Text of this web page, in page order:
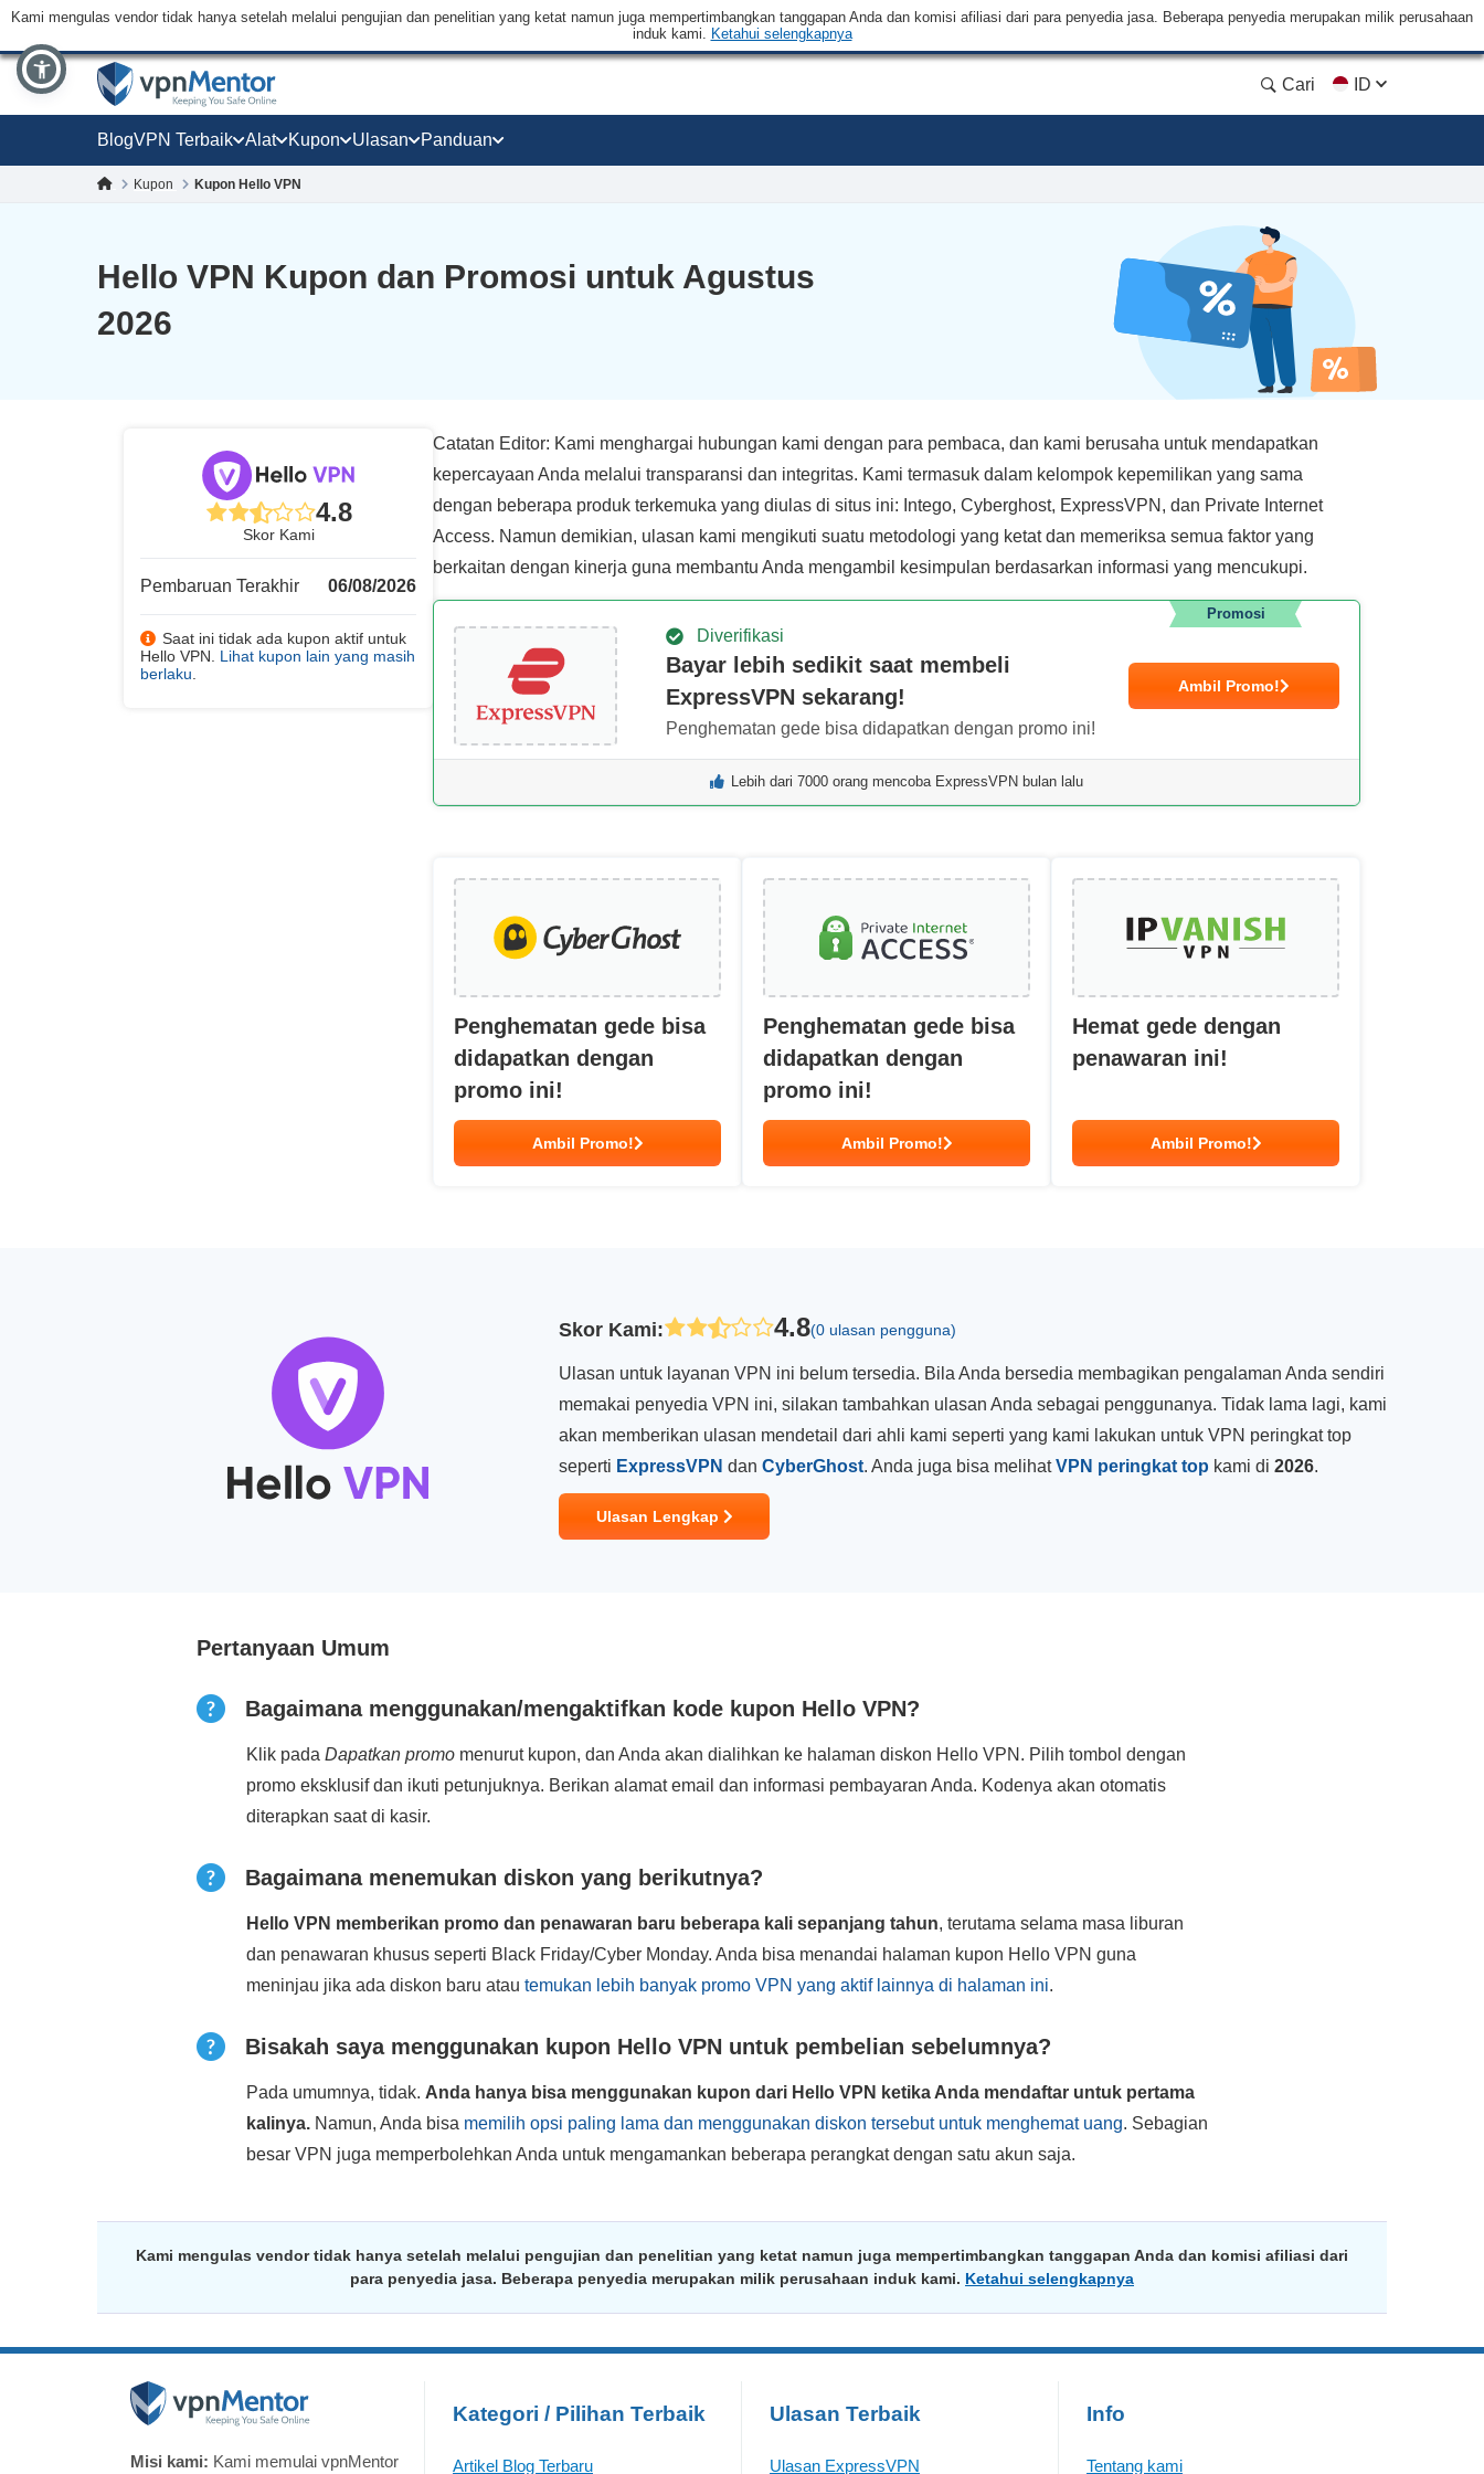
Kami mengulas vendor tidak hanya setelah melalui pengujian dan penelitian yang ketat namun juga mempertimbangkan tanggapan Anda dan komisi afiliasi dari para penyedia jasa. Beberapa penyedia merupakan milik perusahaan
induk kami. Ketahui selengkapnya
Cari ID
BlogVPN Terbaik Alat Kupon Ulasan Panduan
Kupon Kupon Hello VPN
Hello VPN Kupon dan Promosi untuk Agustus
2026
4.8
Skor Kami
Pembaruan Terakhir 06/08/2026
Saat ini tidak ada kupon aktif untuk
Hello VPN. Lihat kupon lain yang masih
berlaku
Catatan Editor: Kami menghargai hubungan kami dengan para pembaca, dan kami berusaha untuk mendapatkan
kepercayaan Anda melalui transparansi dan integritas. Kami termasuk dalam kelompok kepemilikan yang sama
dengan beberapa produk terkemuka yang diulas di situs ini: Intego, Cyberghost, ExpressVPN, dan Private Internet
Access. Namun demikian, ulasan kami mengikuti suatu metodologi yang ketat dan memeriksa semua faktor yang
berkaitan dengan kinerja guna membantu Anda mengambil kesimpulan berdasarkan informasi yang mencukupi.
Diverifikasi
Bayar lebih sedikit saat membeli
ExpressVPN sekarang!
Penghematan gede bisa didapatkan dengan promo ini!
Ambil Promo!
Promosi
Lebih dari 7000 orang mencoba ExpressVPN bulan lalu
Penghematan gede bisa
didapatkan dengan
promo ini!
Ambil Promo!
Penghematan gede bisa
didapatkan dengan
promo ini!
Ambil Promo!
Hemat gede dengan
penawaran ini!
Ambil Promo!
Skor Kami: 4.8(0 ulasan pengguna)
Ulasan untuk layanan VPN ini belum tersedia. Bila Anda bersedia membagikan pengalaman Anda sendiri
memakai penyedia VPN ini, silakan tambahkan ulasan Anda sebagai penggunanya. Tidak lama lagi, kami
akan memberikan ulasan mendetail dari ahli kami seperti yang kami lakukan untuk VPN peringkat top
seperti ExpressVPN dan CyberGhost. Anda juga bisa melihatVPN peringkat top kami di 2026.
Ulasan Lengkap
Pertanyaan Umum
Bagaimana menggunakan/mengaktifkan kode kupon Hello VPN?
Klik pada Dapatkan promo menurut kupon, dan Anda akan dialihkan ke halaman diskon Hello VPN. Pilih tombol dengan
promo eksklusif dan ikuti petunjuknya. Berikan alamat email dan informasi pembayaran Anda. Kodenya akan otomatis
diterapkan saat di kasir.
Bagaimana menemukan diskon yang berikutnya?
Hello VPN memberikan promo dan penawaran baru beberapa kali sepanjang tahun, terutama selama masa liburan
dan penawaran khusus seperti Black Friday/Cyber Monday. Anda bisa menandai halaman kupon Hello VPN guna
meninjau jika ada diskon baru atau temukan lebih banyak promo VPN yang aktif lainnya di halaman ini.
Bisakah saya menggunakan kupon Hello VPN untuk pembelian sebelumnya?
Pada umumnya, tidak. Anda hanya bisa menggunakan kupon dari Hello VPN ketika Anda mendaftar untuk pertama
kalinya. Namun, Anda bisa memilih opsi paling lama dan menggunakan diskon tersebut untuk menghemat uang. Sebagian
besar VPN juga memperbolehkan Anda untuk mengamankan beberapa perangkat dengan satu akun saja.
Kami mengulas vendor tidak hanya setelah melalui pengujian dan penelitian yang ketat namun juga mempertimbangkan tanggapan Anda dan komisi afiliasi dari
para penyedia jasa. Beberapa penyedia merupakan milik perusahaan induk kami. Ketahui selengkapnya
Misi kami: Kami memulai vpnMentor
Kategori / Pilihan Terbaik
Artikel Blog Terbaru
Ulasan Terbaik
Ulasan ExpressVPN
Info
Tentang kami